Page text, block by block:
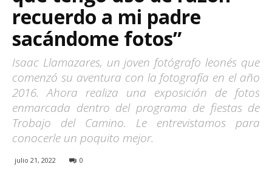
recuerdo a mi padre
sacándome fotos”
Isaac Llamazares, un joven fotógrafo leonés que
comenzó su aventura con la fotografía en el año
2016. Ahora realiza una exposición de fotos
enmarcada dentro del programa de fiestas de
Trobajo del Camino. Le entrevistamos para
conocerle un poquito mejor.
julio 21, 2022 0